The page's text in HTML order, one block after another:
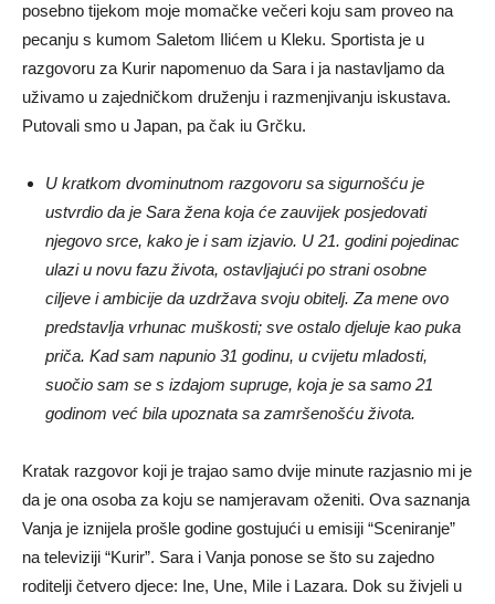
posebno tijekom moje momačke večeri koju sam proveo na
pecanju s kumom Saletom Ilićem u Kleku. Sportista je u
razgovoru za Kurir napomenuo da Sara i ja nastavljamo da
uživamo u zajedničkom druženju i razmenjivanju iskustava.
Putovali smo u Japan, pa čak iu Grčku.
U kratkom dvominutnom razgovoru sa sigurnošću je
ustvrdio da je Sara žena koja će zauvijek posjedovati
njegovo srce, kako je i sam izjavio. U 21. godini pojedinac
ulazi u novu fazu života, ostavljajući po strani osobne
ciljeve i ambicije da uzdržava svoju obitelj. Za mene ovo
predstavlja vrhunac muškosti; sve ostalo djeluje kao puka
priča. Kad sam napunio 31 godinu, u cvijetu mladosti,
suočio sam se s izdajom supruge, koja je sa samo 21
godinom već bila upoznata sa zamršenošću života.
Kratak razgovor koji je trajao samo dvije minute razjasnio mi je
da je ona osoba za koju se namjeravam oženiti. Ova saznanja
Vanja je iznijela prošle godine gostujući u emisiji “Sceniranje”
na televiziji “Kurir”. Sara i Vanja ponose se što su zajedno
roditelji četvero djece: Ine, Une, Mile i Lazara. Dok su živjeli u